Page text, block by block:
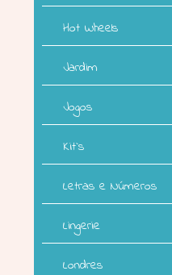
Hot Wheels
Jardim
Jogos
Kit`s
Letras e Números
Lingerie
Londres